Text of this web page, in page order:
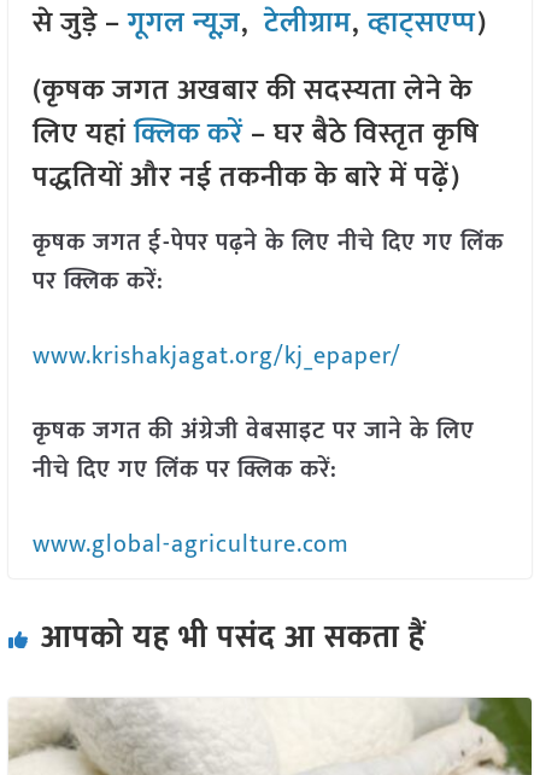
से जुड़े –गूगल न्यूज़,टेलीग्राम,व्हाट्सएप्प)
(कृषक जगत अखबार की सदस्यता लेने के
लिए यहांक्लिक करें– घर बैठे विस्तृत कृषि
पद्धतियों और नई तकनीक के बारे में पढ़ें)
कृषक जगत ई-पेपर पढ़ने के लिए नीचे दिए गए लिंक
पर क्लिक करें:
www.krishakjagat.org/kj_epaper/
कृषक जगत की अंग्रेजी वेबसाइट पर जाने के लिए
नीचे दिए गए लिंक पर क्लिक करें:
www.global-agriculture.com
आपको यह भी पसंद आ सकता हैं